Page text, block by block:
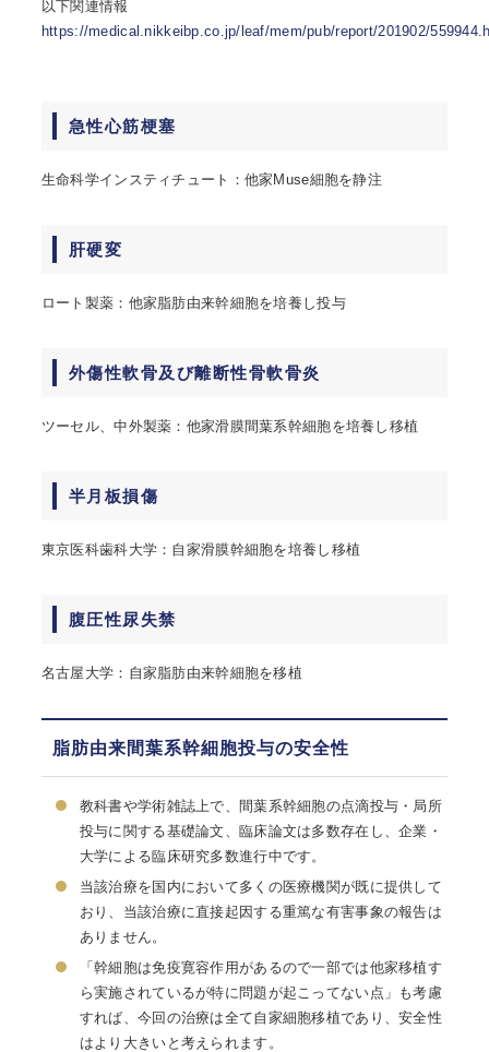
以下関連情報
https://medical.nikkeibp.co.jp/leaf/mem/pub/report/201902/
急性心筋梗塞
生命科学インスティチュート：他家Muse細胞を静注
肝硬変
ロート製薬：他家脂肪由来幹細胞を培養し投与
外傷性軟骨及び離断性骨軟骨炎
ツーセル、中外製薬：他家滑膜間葉系幹細胞を培養し移植
半月板損傷
東京医科歯科大学：自家滑膜幹細胞を培養し移植
腹圧性尿失禁
名古屋大学：自家脂肪由来幹細胞を移植
脂肪由来間葉系幹細胞投与の安全性
教科書や学術雑誌上で、間葉系幹細胞の点滴投与・局所
投与に関する基礎論文、臨床論文は多数存在し、企業・
大学による臨床研究多数進行中です。
当該治療を国内において多くの医療機関が既に提供して
おり、当該治療に直接起因する重篤な有害事象の報告は
ありません。
「幹細胞は免疫寛容作用があるので一部では他家移植す
ら実施されているが特に問題が起こってない点」も考慮
すれば、今回の治療は全て自家細胞移植であり、安全性
はより大きいと考えられます。